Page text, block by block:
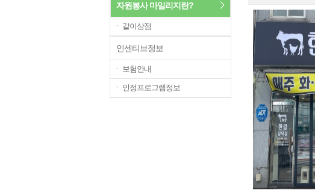
자원봉사 마일리지란?
ㆍ 같이상점
인센티브정보
ㆍ 보험안내
ㆍ 인정프로그램정보